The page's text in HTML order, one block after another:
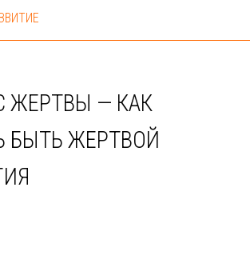
ЖЕРТВЫ — КАК
БЫТЬ ЖЕРТВОЙ